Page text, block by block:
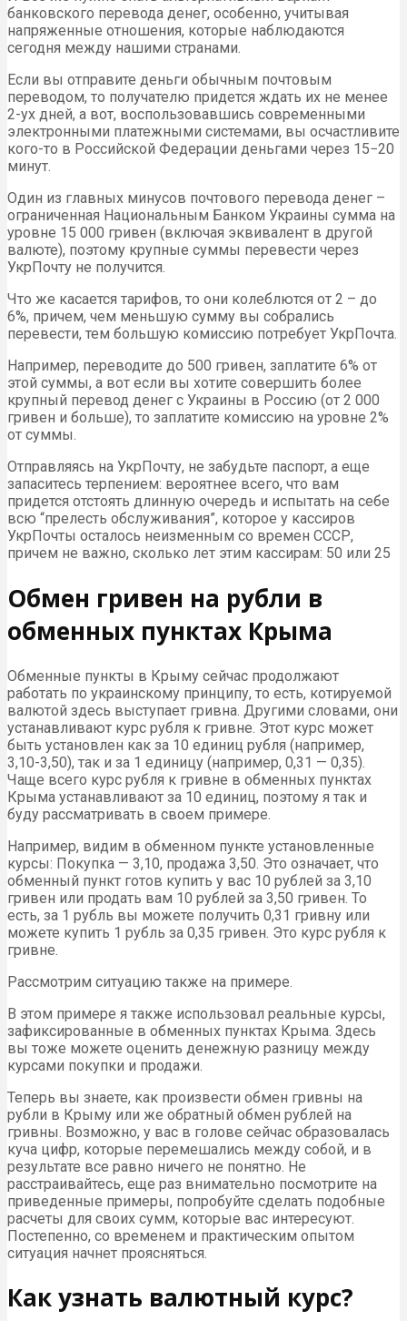
банковского перевода денег, особенно, учитывая
напряженные отношения, которые наблюдаются
сегодня между нашими странами.
Если вы отправите деньги обычным почтовым
переводом, то получателю придется ждать их не менее
2-ух дней, а вот, воспользовавшись современными
электронными платежными системами, вы осчастливите
кого-то в Российской Федерации деньгами через 15−20
минут.
Один из главных минусов почтового перевода денег –
ограниченная Национальным Банком Украины сумма на
уровне 15 000 гривен (включая эквивалент в другой
валюте), поэтому крупные суммы перевести через
УкрПочту не получится.
Что же касается тарифов, то они колеблются от 2 – до
6%, причем, чем меньшую сумму вы собрались
перевести, тем большую комиссию потребует УкрПочта.
Например, переводите до 500 гривен, заплатите 6% от
этой суммы, а вот если вы хотите совершить более
крупный перевод денег с Украины в Россию (от 2 000
гривен и больше), то заплатите комиссию на уровне 2%
от суммы.
Отправляясь на УкрПочту, не забудьте паспорт, а еще
запаситесь терпением: вероятнее всего, что вам
придется отстоять длинную очередь и испытать на себе
всю “прелесть обслуживания”, которое у кассиров
УкрПочты осталось неизменным со времен СССР,
причем не важно, сколько лет этим кассирам: 50 или 25
Обмен гривен на рубли в
обменных пунктах Крыма
Обменные пункты в Крыму сейчас продолжают
работать по украинскому принципу, то есть, котируемой
валютой здесь выступает гривна. Другими словами, они
устанавливают курс рубля к гривне. Этот курс может
быть установлен как за 10 единиц рубля (например,
3,10-3,50), так и за 1 единицу (например, 0,31 — 0,35).
Чаще всего курс рубля к гривне в обменных пунктах
Крыма устанавливают за 10 единиц, поэтому я так и
буду рассматривать в своем примере.
Например, видим в обменном пункте установленные
курсы: Покупка — 3,10, продажа 3,50. Это означает, что
обменный пункт готов купить у вас 10 рублей за 3,10
гривен или продать вам 10 рублей за 3,50 гривен. То
есть, за 1 рубль вы можете получить 0,31 гривну или
можете купить 1 рубль за 0,35 гривен. Это курс рубля к
гривне.
Рассмотрим ситуацию также на примере.
В этом примере я также использовал реальные курсы,
зафиксированные в обменных пунктах Крыма. Здесь
вы тоже можете оценить денежную разницу между
курсами покупки и продажи.
Теперь вы знаете, как произвести обмен гривны на
рубли в Крыму или же обратный обмен рублей на
гривны. Возможно, у вас в голове сейчас образовалась
куча цифр, которые перемешались между собой, и в
результате все равно ничего не понятно. Не
расстраивайтесь, еще раз внимательно посмотрите на
приведенные примеры, попробуйте сделать подобные
расчеты для своих сумм, которые вас интересуют.
Постепенно, со временем и практическим опытом
ситуация начнет проясняться.
Как узнать валютный курс?